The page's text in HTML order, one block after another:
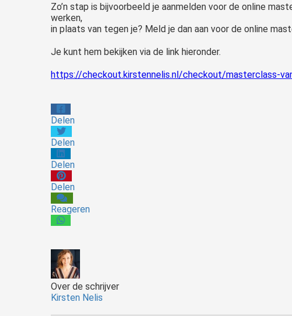
Zo’n stap is bijvoorbeeld je aanmelden voor de online
werken,
in plaats van tegen je? Meld je dan aan voor de online
Je kunt hem bekijken via de link hieronder.
https://checkout.kirstennelis.nl/checkout/masterclass-
Delen
Delen
Delen
Delen
Reageren
Over de schrijver
Kirsten Nelis